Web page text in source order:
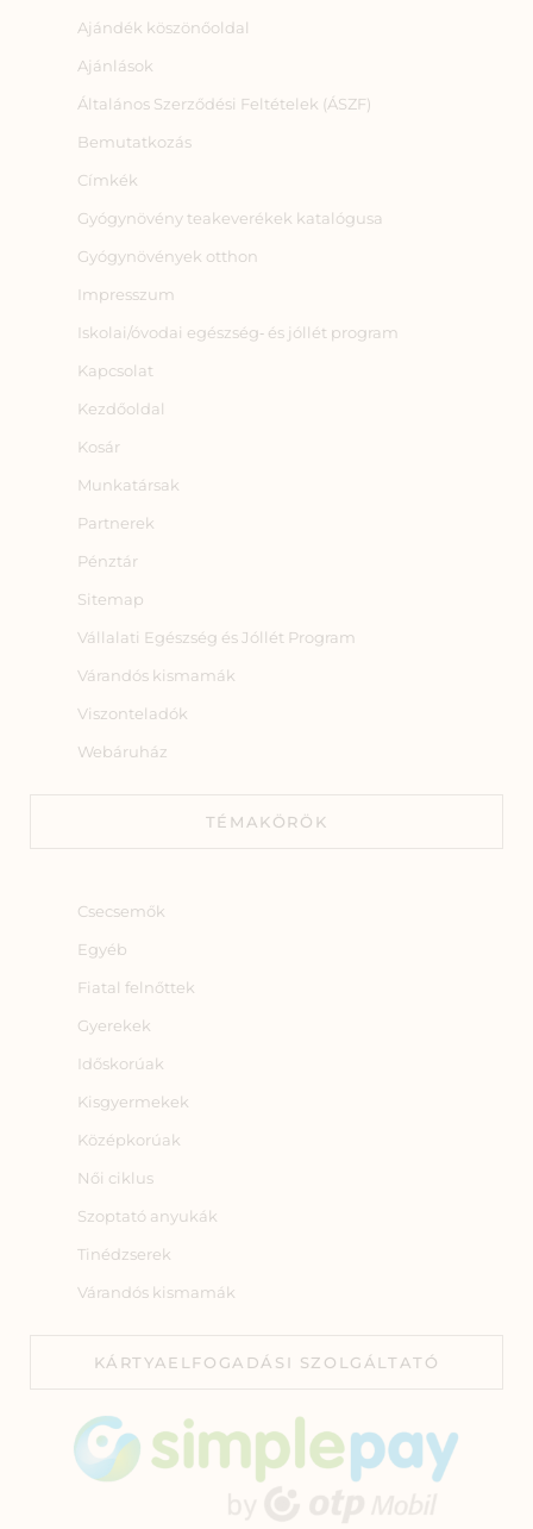
Ajándék köszönőoldal
Ajánlások
Általános Szerződési Feltételek (ÁSZF)
Bemutatkozás
Címkék
Gyógynövény teakeverékek katalógusa
Gyógynövények otthon
Impresszum
Iskolai/óvodai egészség‑ és jóllét program
Kapcsolat
Kezdőoldal
Kosár
Munkatársak
Partnerek
Pénztár
Sitemap
Vállalati Egészség és Jóllét Program
Várandós kismamák
Viszonteladók
Webáruház
TÉMAKÖRÖK
Csecsemők
Egyéb
Fiatal felnőttek
Gyerekek
Időskorúak
Kisgyermekek
Középkorúak
Női ciklus
Szoptató anyukák
Tinédzserek
Várandós kismamák
KÁRTYAELFOGADÁSI SZOLGÁLTATÓ